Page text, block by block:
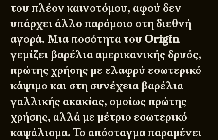
του πλέον καινοτόμου, αφού δεν
υπάρχει άλλο παρόμοιο στη διεθνή
αγορά. Μια ποσότητα του Origin
γεμίζει βαρέλια αμερικανικής δρυός,
πρώτης χρήσης με ελαφρύ εσωτερικό
κάψιμο και στη συνέχεια βαρέλια
γαλλικής ακακίας, ομοίως πρώτης
χρήσης, αλλά με μέτριο εσωτερικό
καψάλισμα. Το απόσταγμα παραμένει